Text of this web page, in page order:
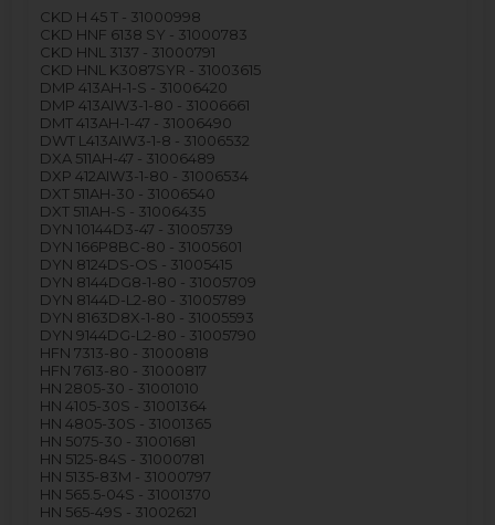
CKD H 45 T - 31000998
CKD HNF 6138 SY - 31000783
CKD HNL 3137 - 31000791
CKD HNL K3087SYR - 31003615
DMP 413AH-1-S - 31006420
DMP 413AIW3-1-80 - 31006661
DMT 413AH-1-47 - 31006490
DWT L413AIW3-1-8 - 31006532
DXA 511AH-47 - 31006489
DXP 412AIW3-1-80 - 31006534
DXT 511AH-30 - 31006540
DXT 511AH-S - 31006435
DYN 10144D3-47 - 31005739
DYN 166P8BC-80 - 31005601
DYN 8124DS-OS - 31005415
DYN 8144DG8-1-80 - 31005709
DYN 8144D-L2-80 - 31005789
DYN 8163D8X-1-80 - 31005593
DYN 9144DG-L2-80 - 31005790
HFN 7313-80 - 31000818
HFN 7613-80 - 31000817
HN 2805-30 - 31001010
HN 4105-30S - 31001364
HN 4805-30S - 31001365
HN 5075-30 - 31001681
HN 5125-84S - 31000781
HN 5135-83M - 31000797
HN 565.5-04S - 31001370
HN 565-49S - 31002621